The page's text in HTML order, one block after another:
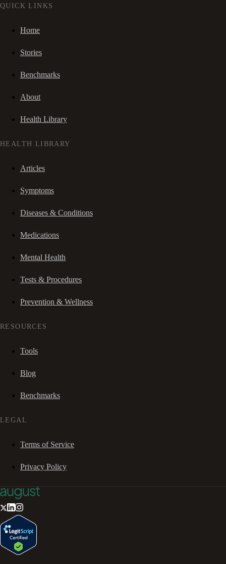
QUICK LINKS
Home
Stories
Benchmarks
About
Health Library
HEALTH LIBRARY
Articles
Symptoms
Diseases & Conditions
Medications
Mental Health
Tests & Procedures
Prevention & Wellness
RESOURCES
Tools
Blog
Benchmarks
LEGAL
Terms of Service
Privacy Policy